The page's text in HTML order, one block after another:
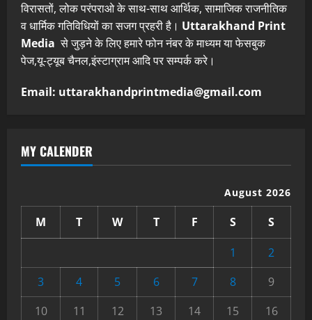
विरासतों, लोक परंपराओ के साथ-साथ आर्थिक, सामाजिक राजनीतिक
व धार्मिक गतिविधियों का सजग प्रहरी है। Uttarakhand Print
Media से जुड़ने के लिए हमारे फोन नंबर के माध्यम या फेसबुक
पेज,यू-ट्यूब चैनल,इंस्टाग्राम आदि पर सम्पर्क करे।
Email: uttarakhandprintmedia@gmail.com
MY CALENDER
August 2026
M T W T F S
S
1
2
3
4 5 6 7 8
9
10
11 12 13 14 15
16